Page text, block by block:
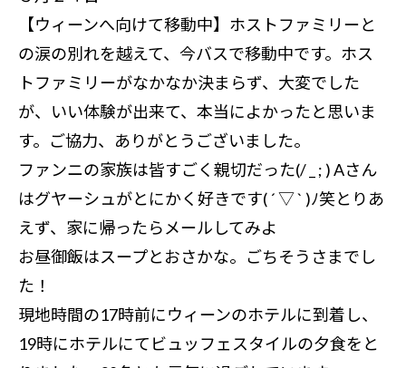
【ウィーンへ向けて移動中】ホストファミリーと
の涙の別れを越えて、今バスで移動中です。ホス
トファミリーがなかなか決まらず、大変でした
が、いい体験が出来て、本当によかったと思いま
す。ご協力、ありがとうございました。
ファンニの家族は皆すごく親切だった(/ _ ; ) Aさん
はグヤーシュがとにかく好きです( ´ ▽ ` )ﾉ笑とりあ
えず、家に帰ったらメールしてみよ
お昼御飯はスープとおさかな。ごちそうさまでし
た！
現地時間の17時前にウィーンのホテルに到着し、
19時にホテルにてビュッフェスタイルの夕食をと